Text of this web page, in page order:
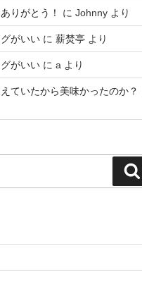
りがとう！ に Johnny より
がいい に 薪焚亭 より
がいい に a より
ていたから美味かったのか？